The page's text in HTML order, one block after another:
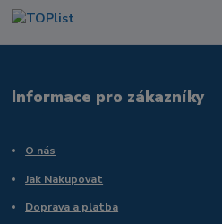
Informace pro zákazníky
O nás
Jak Nakupovat
Doprava a platba